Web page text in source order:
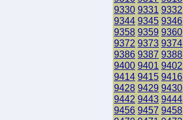
9330 9331 9332
9344 9345 9346
9358 9359 9360
9372 9373 9374
9386 9387 9388
9400 9401 9402
9414 9415 9416
9428 9429 9430
9442 9443 9444
9456 9457 9458